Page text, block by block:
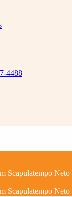
4488
Scapulatempo
Scapulatempo